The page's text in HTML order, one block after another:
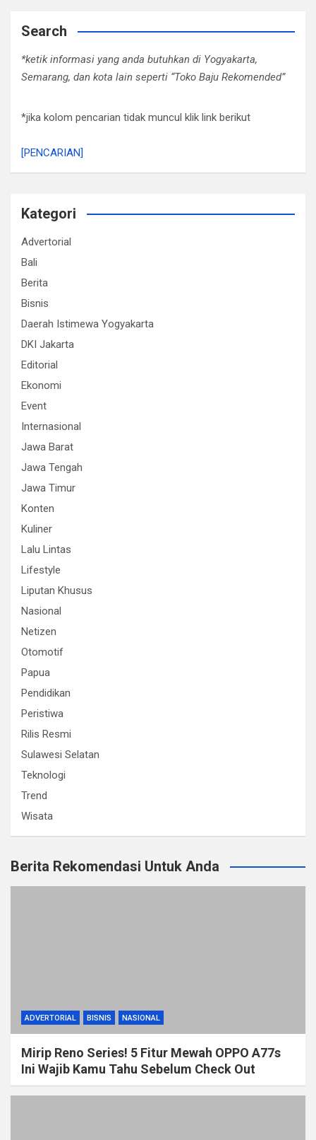
Search
*ketik informasi yang anda butuhkan di Yogyakarta,
Semarang, dan kota lain seperti “Toko Baju Rekomended”
*jika kolom pencarian tidak muncul klik link berikut
[PENCARIAN]
Kategori
Advertorial
Bali
Berita
Bisnis
Daerah Istimewa Yogyakarta
DKI Jakarta
Editorial
Ekonomi
Event
Internasional
Jawa Barat
Jawa Tengah
Jawa Timur
Konten
Kuliner
Lalu Lintas
Lifestyle
Liputan Khusus
Nasional
Netizen
Otomotif
Papua
Pendidikan
Peristiwa
Rilis Resmi
Sulawesi Selatan
Teknologi
Trend
Wisata
Berita Rekomendasi Untuk Anda
ADVERTORIAL BISNIS NASIONAL
Mirip Reno Series! 5 Fitur Mewah OPPO A77s
Ini Wajib Kamu Tahu Sebelum Check Out